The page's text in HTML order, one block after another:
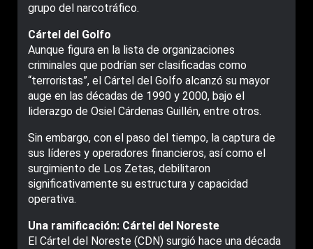
grupo del narcotráfico.
Cártel del Golfo
Aunque figura en la lista de organizaciones
criminales que podrían ser clasificadas como
“terroristas”, el Cártel del Golfo alcanzó su mayor
auge en las décadas de 1990 y 2000, bajo el
liderazgo de Osiel Cárdenas Guillén, entre otros.
Sin embargo, con el paso del tiempo, la captura de
sus líderes y operadores financieros, así como el
surgimiento de Los Zetas, debilitaron
significativamente su estructura y capacidad
operativa.
Una ramificación: Cártel del Noreste
El Cártel del Noreste (CDN) surgió hace una década